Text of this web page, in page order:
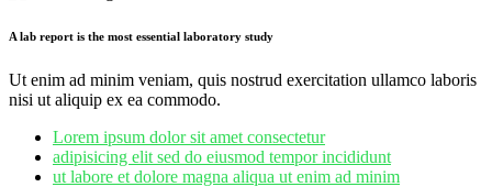
A lab report is the most essential laboratory study
Ut enim ad minim veniam, quis nostrud exercitation ullamco laboris
nisi ut aliquip ex ea commodo.
Lorem ipsum dolor sit amet consectetur
adipisicing elit sed do eiusmod tempor incididunt
ut labore et dolore magna aliqua ut enim ad minim